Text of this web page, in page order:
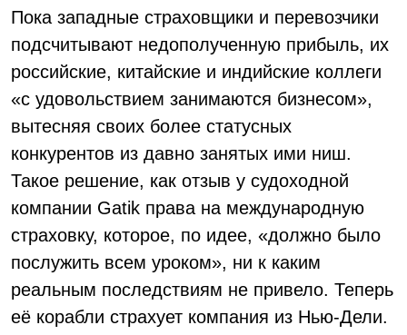
Пока западные страховщики и перевозчики
подсчитывают недополученную прибыль, их
российские, китайские и индийские коллеги
«с удовольствием занимаются бизнесом»,
вытесняя своих более статусных
конкурентов из давно занятых ими ниш.
Такое решение, как отзыв у судоходной
компании Gatik права на международную
страховку, которое, по идее, «должно было
послужить всем уроком», ни к каким
реальным последствиям не привело. Теперь
её корабли страхует компания из Нью-Дели.